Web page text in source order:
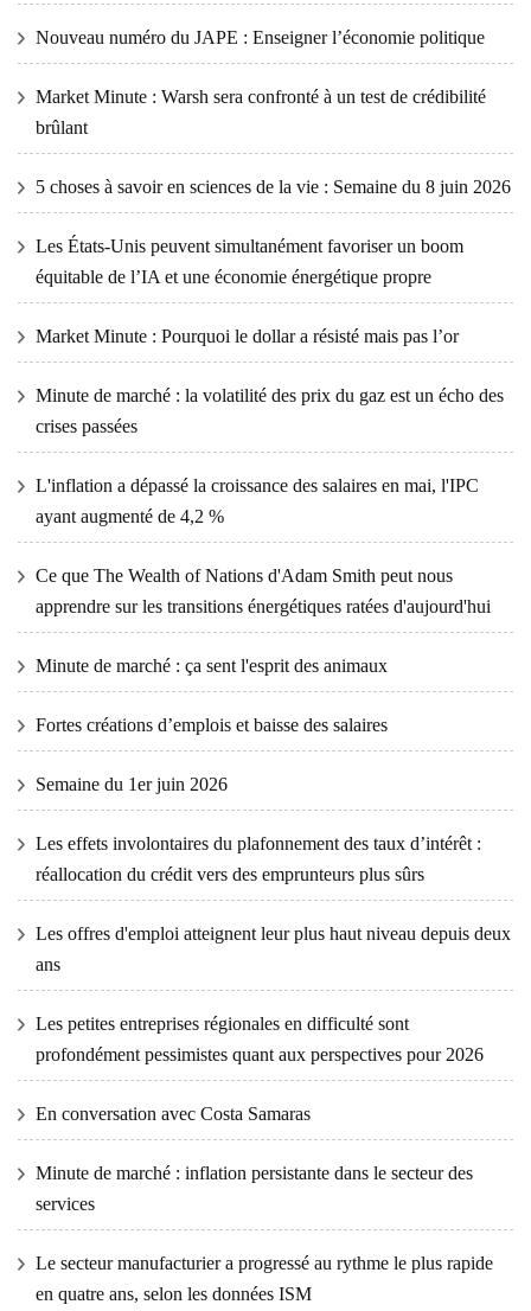
Nouveau numéro du JAPE : Enseigner l’économie politique
Market Minute : Warsh sera confronté à un test de crédibilité
brûlant
5 choses à savoir en sciences de la vie : Semaine du 8 juin 2026
Les États-Unis peuvent simultanément favoriser un boom
équitable de l’IA et une économie énergétique propre
Market Minute : Pourquoi le dollar a résisté mais pas l’or
Minute de marché : la volatilité des prix du gaz est un écho des
crises passées
L'inflation a dépassé la croissance des salaires en mai, l'IPC
ayant augmenté de 4,2 %
Ce que The Wealth of Nations d'Adam Smith peut nous
apprendre sur les transitions énergétiques ratées d'aujourd'hui
Minute de marché : ça sent l'esprit des animaux
Fortes créations d’emplois et baisse des salaires
Semaine du 1er juin 2026
Les effets involontaires du plafonnement des taux d’intérêt :
réallocation du crédit vers des emprunteurs plus sûrs
Les offres d'emploi atteignent leur plus haut niveau depuis deux
ans
Les petites entreprises régionales en difficulté sont
profondément pessimistes quant aux perspectives pour 2026
En conversation avec Costa Samaras
Minute de marché : inflation persistante dans le secteur des
services
Le secteur manufacturier a progressé au rythme le plus rapide
en quatre ans, selon les données ISM